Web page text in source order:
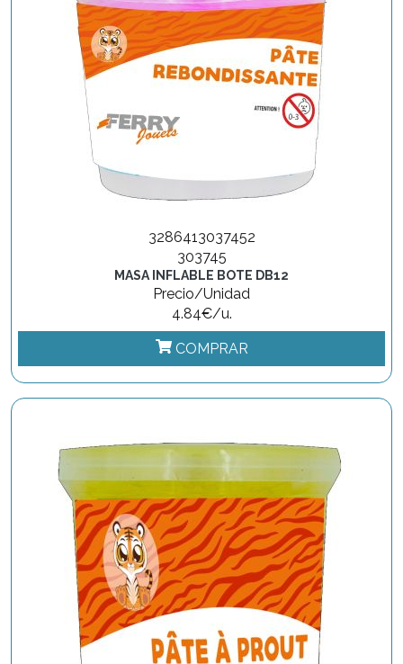
3286413037452
303745
MASA INFLABLE BOTE DB12
Precio/Unidad
4.84€/u.
COMPRAR